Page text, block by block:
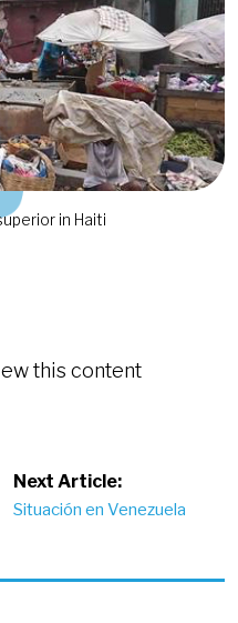
in Haiti
this content
Next Article:
Situación en Venezuela